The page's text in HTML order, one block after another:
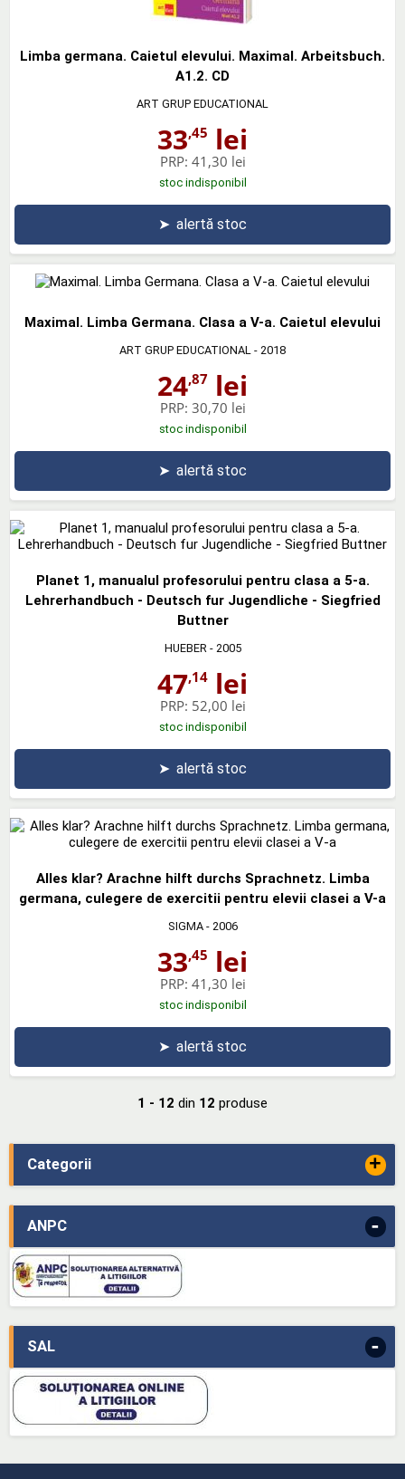
Categorii +
ANPC -
SAL -
Limba germana. Caietul elevului. Maximal. Arbeitsbuch.
A1.2. CD
ART GRUP EDUCATIONAL
33,45 lei
PRP: 41,30 lei
stoc indisponibil
➤ alertă stoc
Maximal. Limba Germana. Clasa a V-a. Caietul elevului
ART GRUP EDUCATIONAL - 2018
24,87 lei
PRP: 30,70 lei
stoc indisponibil
➤ alertă stoc
Planet 1, manualul profesorului pentru clasa a 5-a.
Lehrerhandbuch - Deutsch fur Jugendliche - Siegfried
Buttner
HUEBER- 2005
47,14 lei
PRP: 52,00 lei
stoc indisponibil
➤ alertă stoc
Alles klar? Arachne hilft durchs Sprachnetz. Limba
germana, culegere de exercitii pentru elevii clasei a V-a
SIGMA- 2006
33,45 lei
PRP: 41,30 lei
stoc indisponibil
➤ alertă stoc
1 - 12 din 12 produse